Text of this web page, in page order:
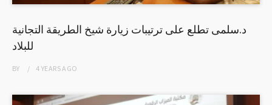
د.سلمى تطلع على ترتيبات زيارة شيخ الطريقة التجانية
للبلاد
BY 4 YEARSAGO